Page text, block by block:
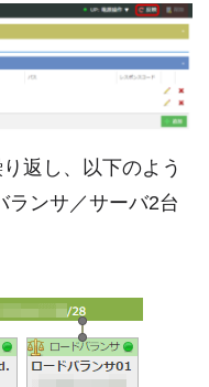
返し、以下のよう
ランサ／サーバ2台